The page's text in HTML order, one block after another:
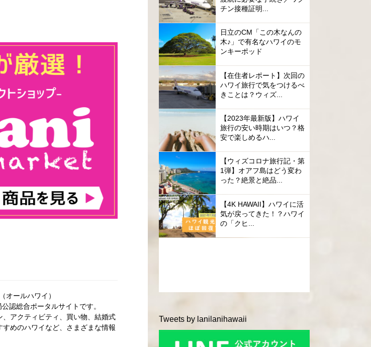
オールハワイ）
認総合ポータルサイトです。
アクティビティ、買い物、結婚式
めのハワイなど、さまざまな情報
チン接種証明...
日立のCM「この木なんの
木♪」で有名なハワイのモ
ンキーポッド
【在住者レポート】次回の
ハワイ旅行で気をつけるべ
きことは？ウィズ...
【2023年最新版】ハワイ
旅行の安い時期はいつ？格
安で楽しめるハ...
【ウィズコロナ旅行記・第
1弾】オアフ島はどう変わ
った？絶景と絶品...
【4K HAWAII】ハワイに活
気が戻ってきた！？ハワイ
の「クヒ...
Tweets by lanilanihawaii